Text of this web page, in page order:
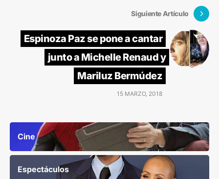
Siguiente Artículo
Espinoza Paz se pone a cantar
junto a Michelle Renaud y
Mariluz Bermúdez
15 MARZO, 2018
Cine
Espectáculos